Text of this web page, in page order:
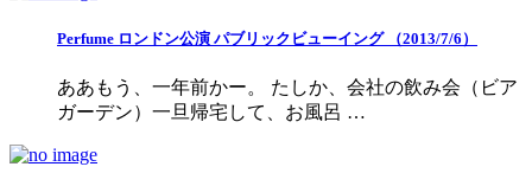
Perfume ロンドン公演 パブリックビューイング （2013/7/6）
ああもう、一年前かー。 たしか、会社の飲み会（ビア
ガーデン）一旦帰宅して、お風呂 …